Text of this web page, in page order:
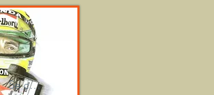
Se connecter